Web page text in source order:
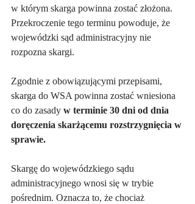
w którym skarga powinna zostać złożona.
Przekroczenie tego terminu powoduje, że
wojewódzki sąd administracyjny nie
rozpozna skargi.
Zgodnie z obowiązującymi przepisami,
skarga do WSA powinna zostać wniesiona
co do zasady w terminie 30 dni od dnia
doręczenia skarżącemu rozstrzygnięcia w
sprawie.
Skargę do wojewódzkiego sądu
administracyjnego wnosi się w trybie
pośrednim. Oznacza to, że chociaż